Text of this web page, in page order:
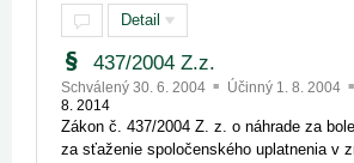
Detail
437/2004 Z.z.
Schválený 30. 6. 2004 Účinný 1. 8. 2004
8. 2014
Zákon č. 437/2004 Z. z. o náhrade za
za sťaženie spoločenského uplatnenia v